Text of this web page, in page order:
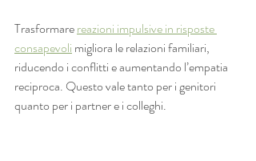
Trasformare reazioni impulsive in risposte
consapevoli migliora le relazioni familiari,
riducendo i conflitti e aumentando l’empatia
reciproca. Questo vale tanto per i genitori
quanto per i partner e i colleghi.